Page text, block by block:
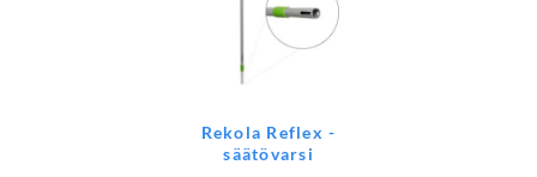
Rekola Reflex -
säätövarsi